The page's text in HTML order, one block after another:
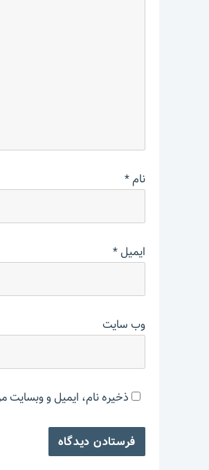
نام*
ایمیل*
وب‌ سایت
ذخیره نام، ایمیل و وبسایت